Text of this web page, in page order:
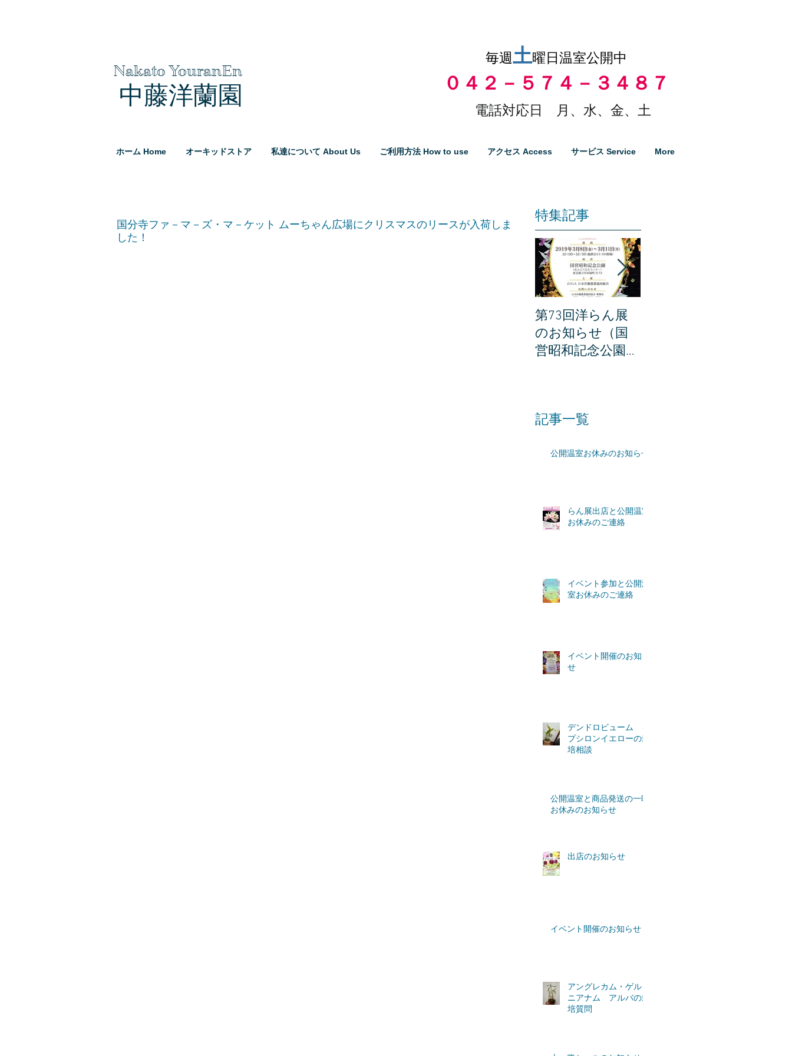
Nakato YouranEn
中藤洋蘭園
毎週土曜日温室公開中
０４２－５７４－３４８７
電話対応日 月、水、金、土
ホーム Home オーキッドストア 私達について About Us ご利用方法 How to use アクセス Access サービス Service More
国分寺ファ－マ－ズ・マ－ケット ムーちゃん広場にクリスマスのリースが入荷しま
した！
特集記事
第73回洋らん展
のお知らせ（国
営昭和記念公園・
記事一覧
公開温室お休みのお知らせ
らん展出店と公開温室
お休みのご連絡
イベント参加と公開温
室お休みのご連絡
イベント開催のお知ら
せ
デンドロビューム イ
プシロンイエローの栽
培相談
公開温室と商品発送の一時
お休みのお知らせ
出店のお知らせ
イベント開催のお知らせ
アングレカム・ゲルミ
ニアナム アルバの栽
培質問